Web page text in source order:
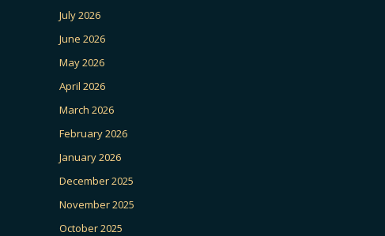
July 2026
June 2026
May 2026
April 2026
March 2026
February 2026
January 2026
December 2025
November 2025
October 2025